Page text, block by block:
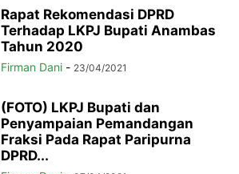
Rapat Rekomendasi DPRD
Terhadap LKPJ Bupati Anambas
Tahun 2020
Firman Dani - 23/04/2021
(FOTO) LKPJ Bupati dan
Penyampaian Pemandangan
Fraksi Pada Rapat Paripurna
DPRD...